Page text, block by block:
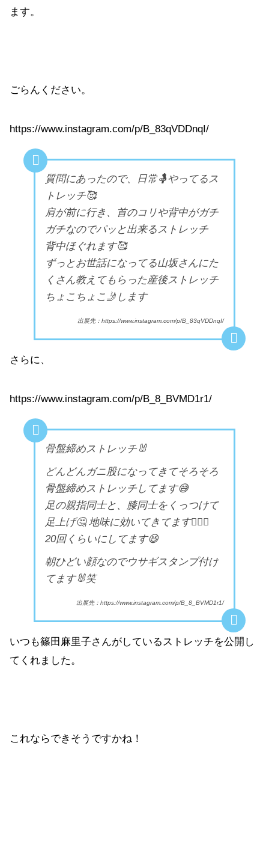
ます。
ごらんください。
https://www.instagram.com/p/B_83qVDDnqI/
質問にあったので、日常🤱やってるス
トレッチ🥰
肩が前に行き、首のコリや背中がガチ
ガチなのでパッと出来るストレッチ
背中ほぐれます🥰
ずっとお世話になってる山坂さんにた
くさん教えてもらった産後ストレッチ
ちょこちょこ🤳します
出展先：https://www.instagram.com/p/B_83qVDDnqI/
さらに、
https://www.instagram.com/p/B_8_BVMD1r1/
骨盤締めストレッチ🐰
どんどんガニ股になってきてそろそろ
骨盤締めストレッチしてます😅
足の親指同士と、膝同士をくっつけて
足上げ🤔 地味に効いてきてます🙆🏼‍♀️
20回くらいにしてます😆
朝ひどい顔なのでウサギスタンプ付け
てます🐰笑
出展先：https://www.instagram.com/p/B_8_BVMD1r1/
いつも篠田麻里子さんがしているストレッチを公開し
てくれました。
これならできそうですかね！